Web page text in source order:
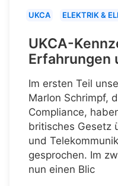
UKCA ELEKTRIK &
UKCA-
Erfahrungen
Im ersten Teil
Marlon Schrimpf,
Compliance,
britisches Gesetz
und
gesprochen. Im
nun einen Blic